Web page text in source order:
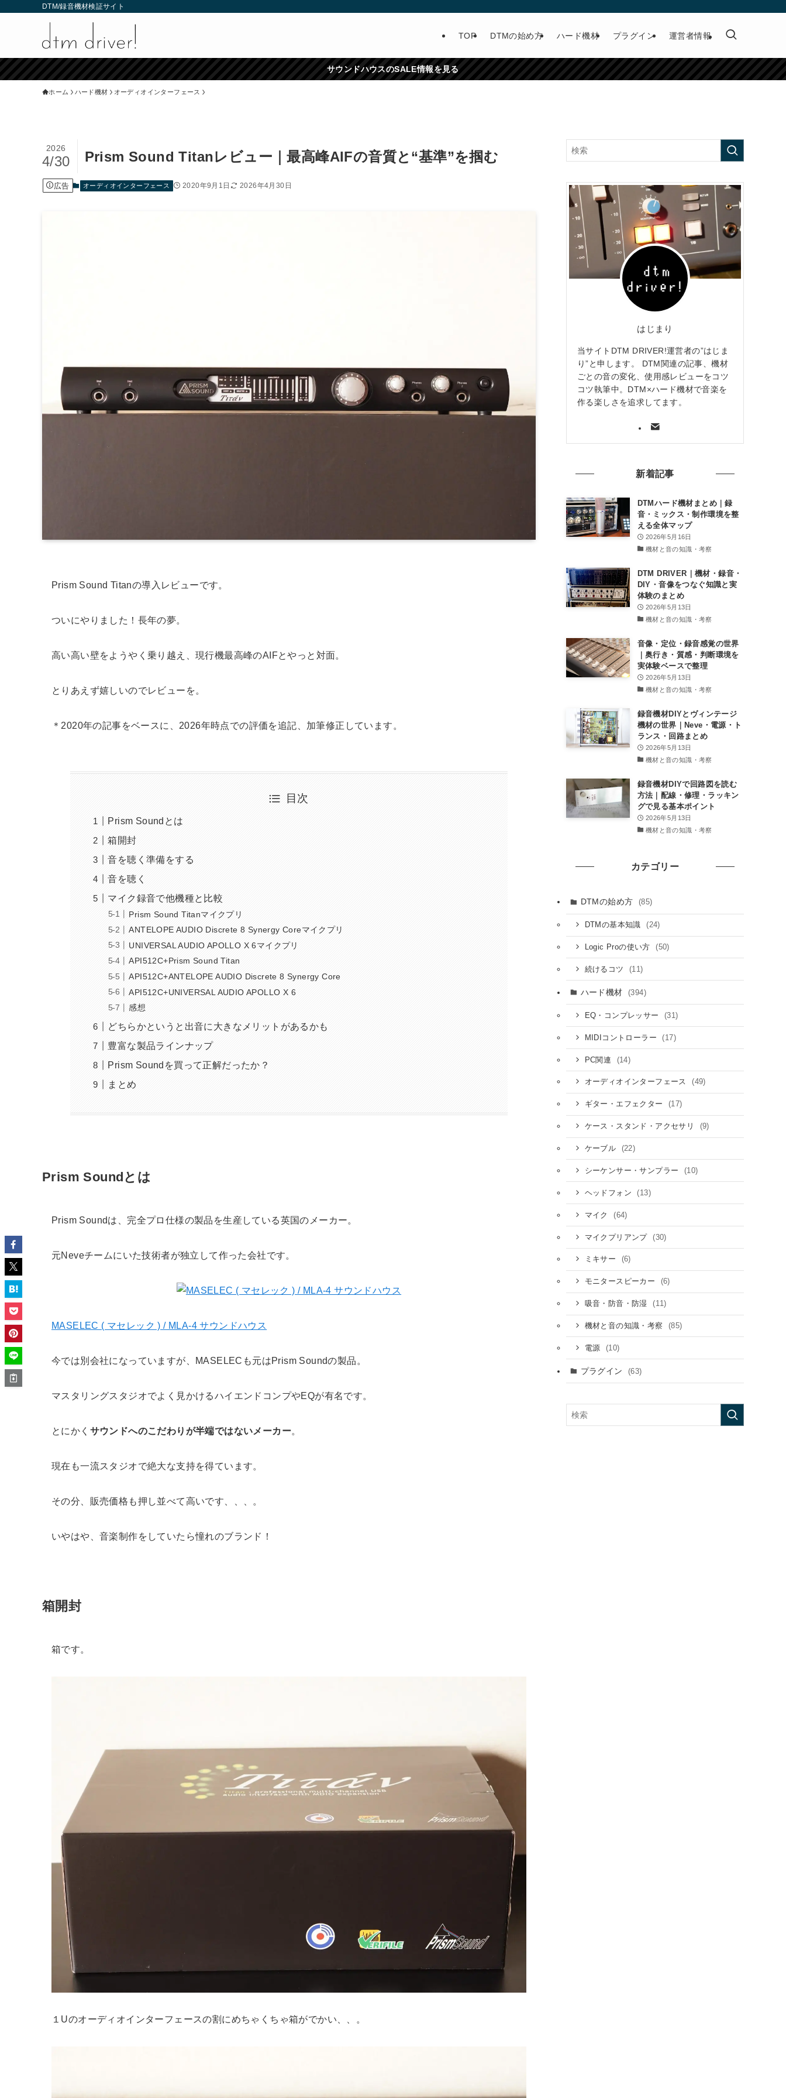
DTM/録音機材検証サイト
TOP DTMの始め方 ハード機材 プラグイン 運営者情報
サウンドハウスのSALE情報を見る
ホーム ハード機材 オーディオインターフェース
Prism Sound Titanレビュー｜最高峰AIFの音質と“基準”を掴む
2026
4/30
広告 オーディオインターフェース 2020年9月1日 2026年4月30日
Prism Sound Titanの導入レビューです。
ついにやりました！長年の夢。
高い高い壁をようやく乗り越え、現行機最高峰のAIFとやっと対面。
とりあえず嬉しいのでレビューを。
＊2020年の記事をベースに、2026年時点での評価を追記、加筆修正しています。
目次
Prism Soundとは
箱開封
音を聴く準備をする
音を聴く
マイク録音で他機種と比較
Prism Sound Titanマイクプリ
ANTELOPE AUDIO Discrete 8 Synergy Coreマイクプリ
UNIVERSAL AUDIO APOLLO X 6マイクプリ
API512C+Prism Sound Titan
API512C+ANTELOPE AUDIO Discrete 8 Synergy Core
API512C+UNIVERSAL AUDIO APOLLO X 6
感想
どちらかというと出音に大きなメリットがあるかも
豊富な製品ラインナップ
Prism Soundを買って正解だったか？
まとめ
Prism Soundとは
Prism Soundは、完全プロ仕様の製品を生産している英国のメーカー。
元Neveチームにいた技術者が独立して作った会社です。
MASELEC ( マセレック ) / MLA-4 サウンドハウス
今では別会社になっていますが、MASELECも元はPrism Soundの製品。
マスタリングスタジオでよく見かけるハイエンドコンプやEQが有名です。
とにかく サウンドへのこだわりが半端ではないメーカー。
現在も一流スタジオで絶大な支持を得ています。
その分、販売価格も押し並べて高いです、、、。
いやはや、音楽制作をしていたら憧れのブランド！
箱開封
箱です。
１Uのオーディオインターフェースの割にめちゃくちゃ箱がでかい、、。
はじまり
当サイトDTM DRIVER!運営者の”はじま
り”と申します。 DTM関連の記事、機材
ごとの音の変化、使用感レビューをコツ
コツ執筆中。DTM×ハード機材で音楽を
作る楽しさを追求してます。
新着記事
DTMハード機材まとめ｜録
音・ミックス・制作環境を整
える全体マップ
2026年5月16日
機材と音の知識・考察
DTM DRIVER｜機材・録音・
DIY・音像をつなぐ知識と実
体験のまとめ
2026年5月13日
機材と音の知識・考察
音像・定位・録音感覚の世界
｜奥行き・質感・判断環境を
実体験ベースで整理
2026年5月13日
機材と音の知識・考察
録音機材DIYとヴィンテージ
機材の世界｜Neve・電源・ト
ランス・回路まとめ
2026年5月13日
機材と音の知識・考察
録音機材DIYで回路図を読む
方法｜配線・修理・ラッキン
グで見る基本ポイント
2026年5月13日
機材と音の知識・考察
カテゴリー
DTMの始め方 (85)
DTMの基本知識 (24)
Logic Proの使い方 (50)
続けるコツ (11)
ハード機材 (394)
EQ・コンプレッサー (31)
MIDIコントローラー (17)
PC関連 (14)
オーディオインターフェース (49)
ギター・エフェクター (17)
ケース・スタンド・アクセサリ (9)
ケーブル (22)
シーケンサー・サンプラー (10)
ヘッドフォン (13)
マイク (64)
マイクプリアンプ (30)
ミキサー (6)
モニタースピーカー (6)
吸音・防音・防湿 (11)
機材と音の知識・考察 (85)
電源 (10)
プラグイン (63)